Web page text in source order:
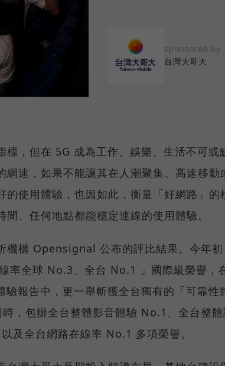
sponsored by
台灣大哥大
，但在 5G 成為工作、娛樂、生活不可或
速，如果不能讓其在人潮聚集、高速移動
使用體驗，也因如此，衡量「好網路」的
、任何地點都能穩定連線的使用體驗。
機構 Opensignal 公布的評比結果。今年初
率全球 No.3、全台 No.1 」國際級榮譽，
報告中，更一舉斬獲全台獨有的「可靠性
，包辦全台整體影音體驗 No.1、全台整體
及全台網路在線率 No.1 多項榮譽。